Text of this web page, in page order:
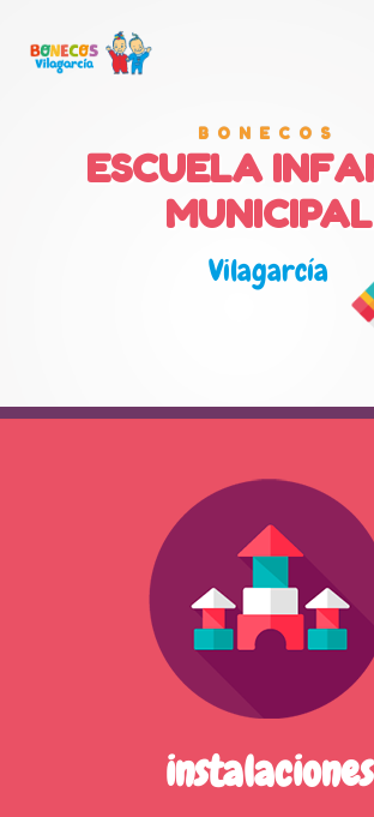
BONECOS
ESCUELA
MUNICIPAL
Vilagarcía
instalaciones